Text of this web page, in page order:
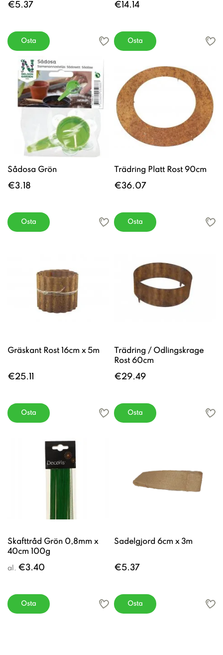
€5.37
Osta
€14.14
Osta
Sådosa Grön
€3.18
Osta
Trädring Platt Rost 90cm
€36.07
Osta
Gräskant Rost 16cm x 5m
€25.11
Osta
Trädring / Odlingskrage
Rost 60cm
€29.49
Osta
Skafttråd Grön 0,8mm x
40cm 100g
al. €3.40
Osta
Sadelgjord 6cm x 3m
€5.37
Osta